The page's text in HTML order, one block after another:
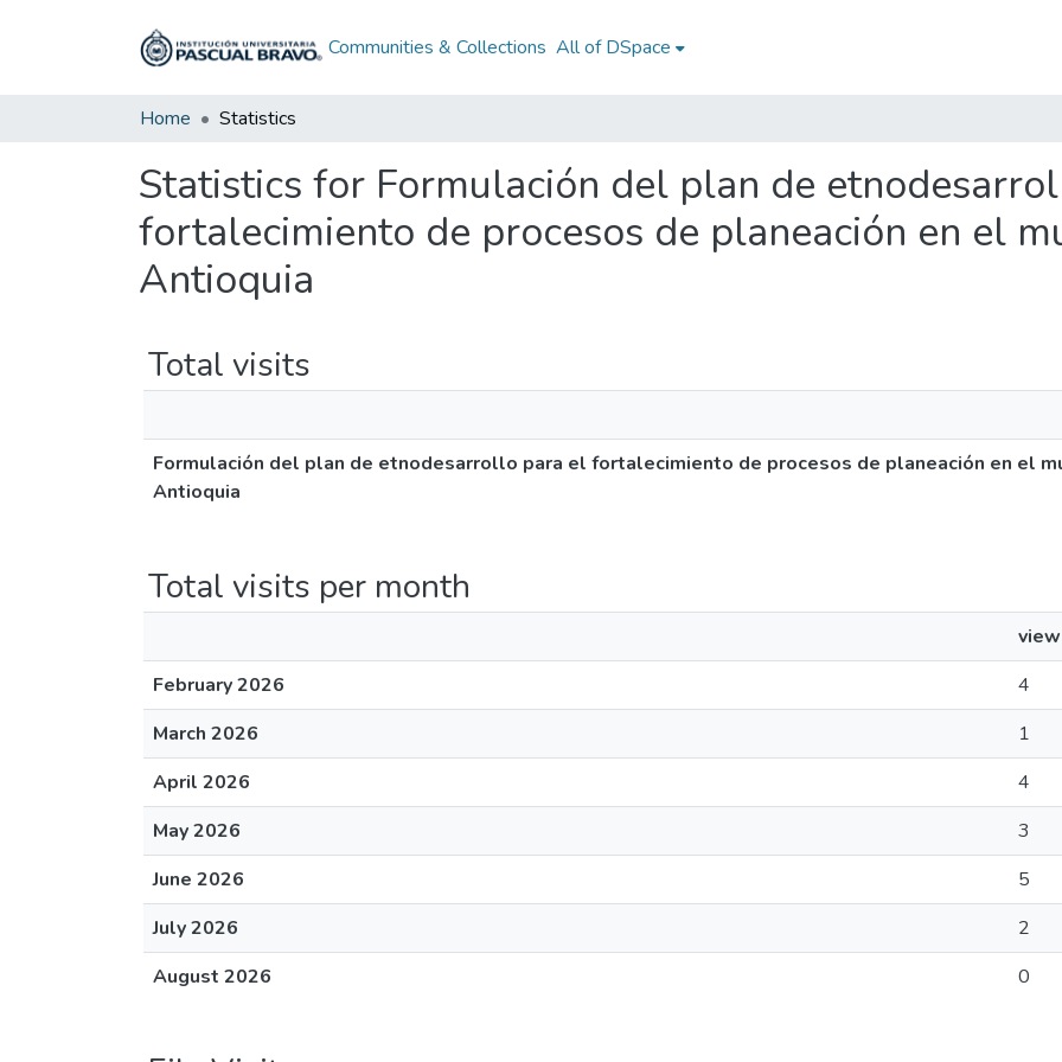
Communities & Collections All of DSpace
Home Statistics
Statistics for Formulación del plan de
fortalecimiento de procesos de planeación en el
Antioquia
Total visits
Formulación del plan de etnodesarrollo para el fortalecimiento de procesos de planeación en el
Antioquia
Total visits per month
February 2026
4
March 2026
1
April 2026
4
May 2026
3
June 2026
5
July 2026
2
August 2026
0